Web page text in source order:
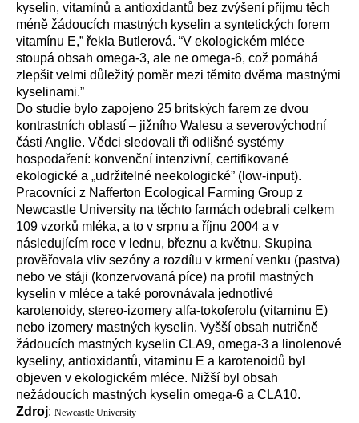
kyselin, vitamínů a antioxidantů bez zvýšení příjmu těch
méně žádoucích mastných kyselin a syntetických forem
vitamínu E,” řekla Butlerová. “V ekologickém mléce
stoupá obsah omega-3, ale ne omega-6, což pomáhá
zlepšit velmi důležitý poměr mezi těmito dvěma mastnými
kyselinami.”
Do studie bylo zapojeno 25 britských farem ze dvou
kontrastních oblastí – jižního Walesu a severovýchodní
části Anglie. Vědci sledovali tři odlišné systémy
hospodaření: konvenční intenzivní, certifikované
ekologické a „udržitelné neekologické” (low-input).
Pracovníci z Nafferton Ecological Farming Group z
Newcastle University na těchto farmách odebrali celkem
109 vzorků mléka, a to v srpnu a říjnu 2004 a v
následujícím roce v lednu, březnu a květnu. Skupina
prověřovala vliv sezóny a rozdílu v krmení venku (pastva)
nebo ve stáji (konzervovaná píce) na profil mastných
kyselin v mléce a také porovnávala jednotlivé
karotenoidy, stereo-izomery alfa-tokoferolu (vitaminu E)
nebo izomery mastných kyselin. Vyšší obsah nutričně
žádoucích mastných kyselin CLA9, omega-3 a linolenové
kyseliny, antioxidantů, vitaminu E a karotenoidů byl
objeven v ekologickém mléce. Nižší byl obsah
nežádoucích mastných kyselin omega-6 a CLA10.
Zdroj: Newcastle University